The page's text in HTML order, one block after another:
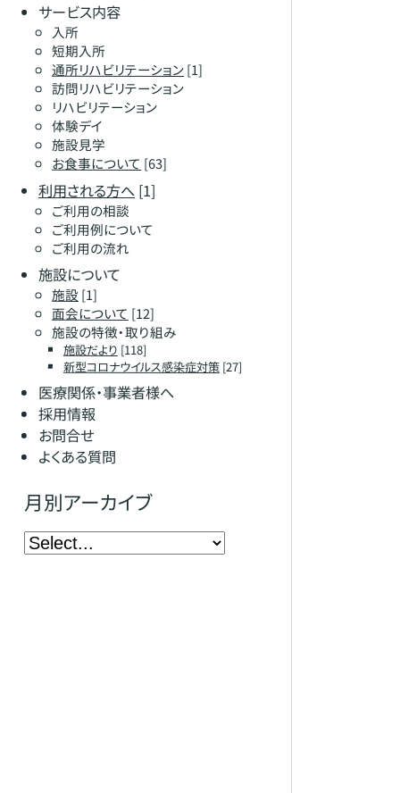
サービス内容
入所
短期入所
通所リハビリテーション[1]
訪問リハビリテーション
リハビリテーション
体験デイ
施設見学
お食事について [63]
利用される方へ [1]
ご利用の相談
ご利用例について
ご利用の流れ
施設について
施設 [1]
面会について [12]
施設の特徴・取り組み
施設だより [118]
新型コロナウイルス感染症対策[27]
医療関係・事業者様へ
採用情報
お問合せ
よくある質問
月別アーカイブ